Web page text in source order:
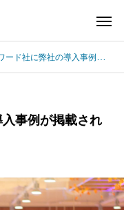
に弊社の導入事例が掲載されました
事例が掲載され